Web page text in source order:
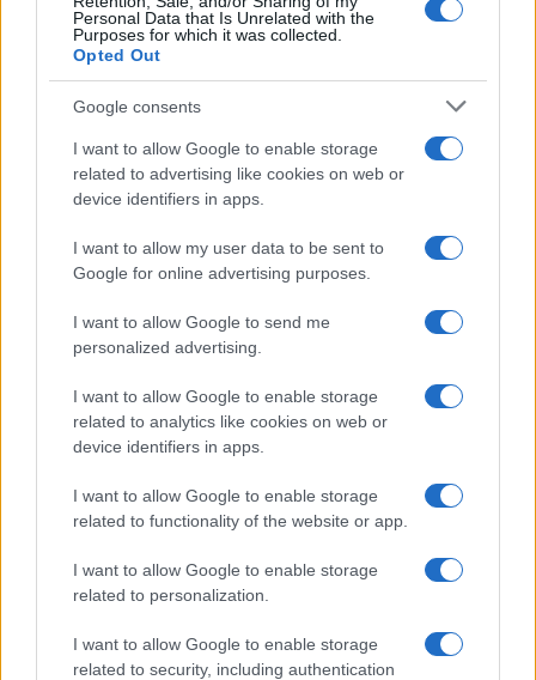
Personal Data that Is Unrelated with the
Purposes for which it was collected.
Opted Out
Google consents
I want to allow Google to enable storage
related to advertising like cookies on web or
device identifiers in apps.
I want to allow my user data to be sent to
Google for online advertising purposes.
I want to allow Google to send me
personalized advertising.
I want to allow Google to enable storage
related to analytics like cookies on web or
device identifiers in apps.
I want to allow Google to enable storage
related to functionality of the website or app.
I want to allow Google to enable storage
related to personalization.
I want to allow Google to enable storage
related to security, including authentication
Continua a leggere
regolamentati
Niccolò Conforti · 4 Ago 2026
CRIPTOVALUTE